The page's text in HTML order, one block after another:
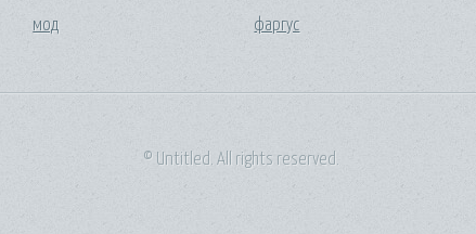
мод
фаргус
© Untitled. All rights reserved.